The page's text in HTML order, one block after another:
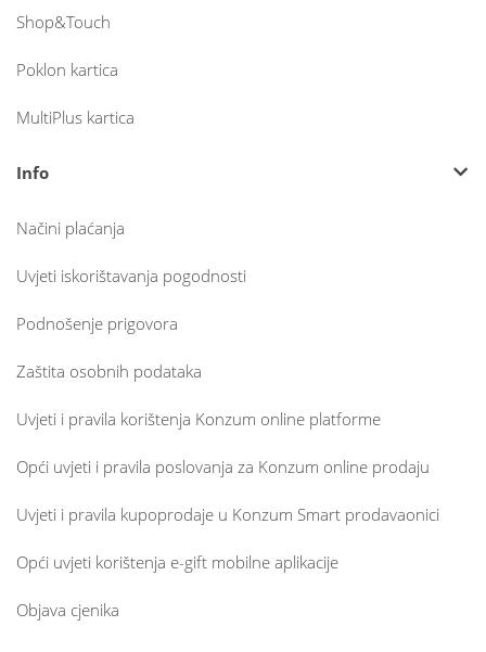
Shop&Touch
Poklon kartica
MultiPlus kartica
Info
Načini plaćanja
Uvjeti iskorištavanja pogodnosti
Podnošenje prigovora
Zaštita osobnih podataka
Uvjeti i pravila korištenja Konzum online platforme
Opći uvjeti i pravila poslovanja za Konzum online prodaju
Uvjeti i pravila kupoprodaje u Konzum Smart prodavaonici
Opći uvjeti korištenja e-gift mobilne aplikacije
Objava cjenika